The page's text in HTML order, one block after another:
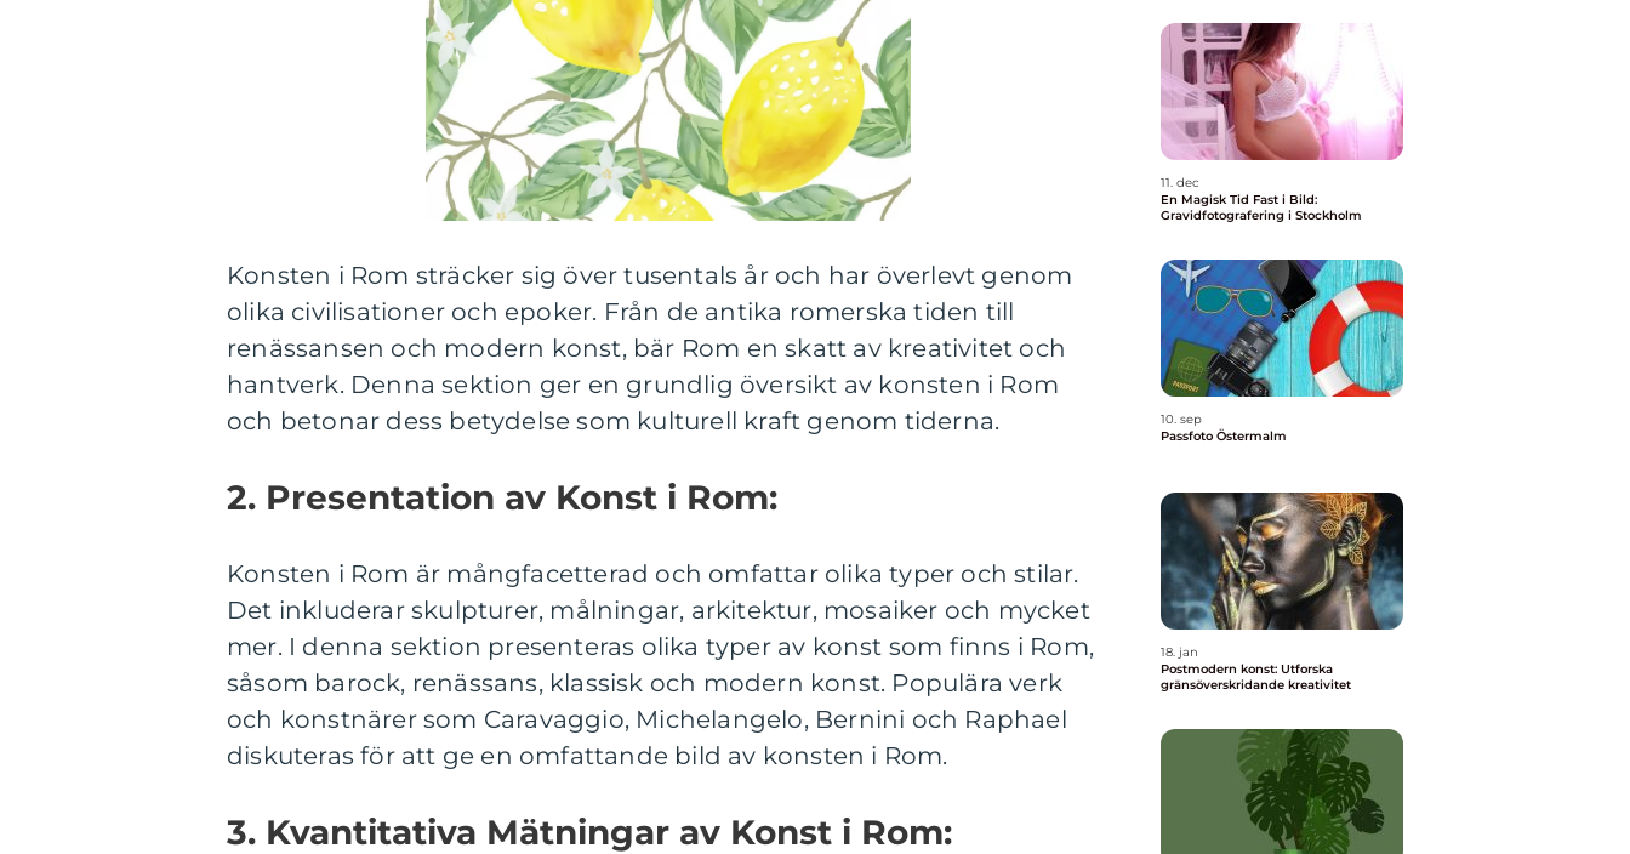
Konsten i Rom sträcker sig över tusentals år och har överlevt genom
olika civilisationer och epoker. Från de antika romerska tiden till
renässansen och modern konst, bär Rom en skatt av kreativitet och
hantverk. Denna sektion ger en grundlig översikt av konsten i Rom
och betonar dess betydelse som kulturell kraft genom tiderna.
2. Presentation av Konst i Rom:
Konsten i Rom är mångfacetterad och omfattar olika typer och stilar.
Det inkluderar skulpturer, målningar, arkitektur, mosaiker och mycket
mer. I denna sektion presenteras olika typer av konst som finns i Rom,
såsom barock, renässans, klassisk och modern konst. Populära verk
och konstnärer som Caravaggio, Michelangelo, Bernini och Raphael
diskuteras för att ge en omfattande bild av konsten i Rom.
3. Kvantitativa Mätningar av Konst i Rom:
11. dec
En Magisk Tid Fast i Bild:
Gravidfotografering i Stockholm
10. sep
Passfoto Östermalm
18. jan
Postmodern konst: Utforska
gränsöverskridande kreativitet